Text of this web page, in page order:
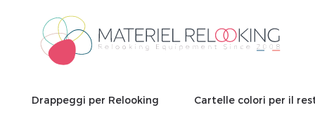
Drappeggi per Relooking Cartelle colori per il